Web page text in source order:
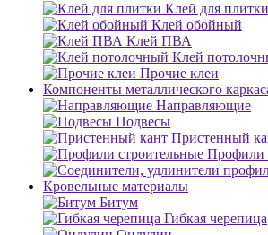
Клей для плитки
Клей обойный
Клей ПВА
Клей
Прочие клеи
Компоненты металлического
Направляющие
Подвесы
Пристенный
Профили
Кровельные материалы
Битум
Гибкая черепица